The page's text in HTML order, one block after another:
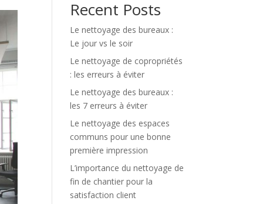
Recent Posts
Le nettoyage des bureaux :
Le jour vs le soir
Le nettoyage de copropriétés
: les erreurs à éviter
Le nettoyage des bureaux :
les 7 erreurs à éviter
Le nettoyage des espaces
communs pour une bonne
première impression
L’importance du nettoyage de
fin de chantier pour la
satisfaction client